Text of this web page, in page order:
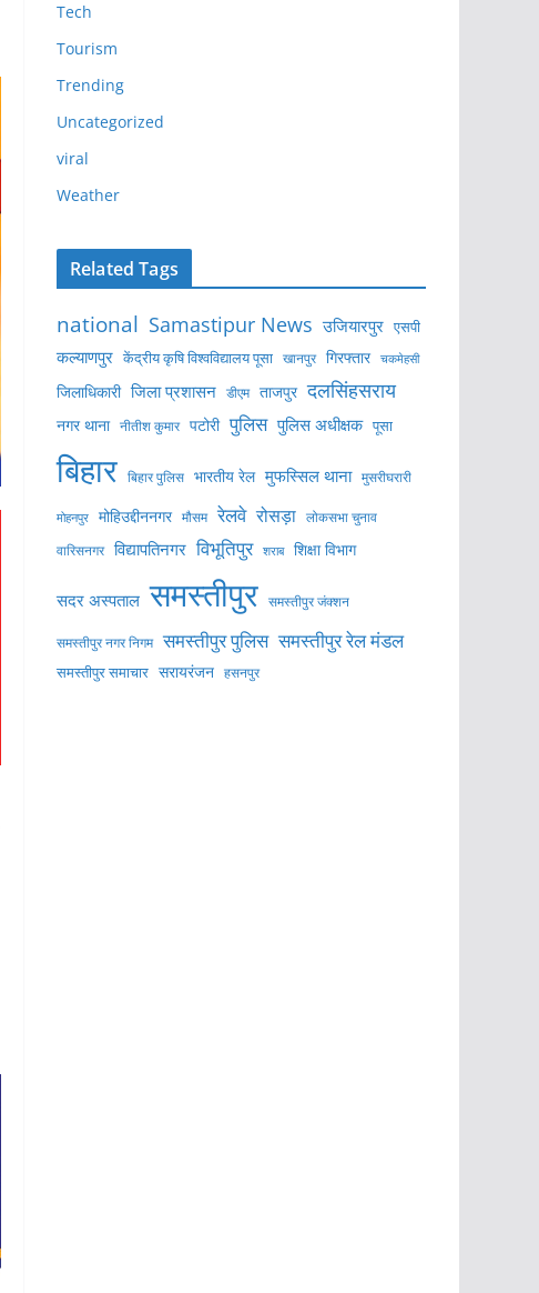
Tech
Tourism
Trending
Uncategorized
viral
Weather
Related Tags
national Samastipur News उजियारपुर एसपी
कल्याणपुर केंद्रीय कृषि विश्वविद्यालय पूसा खानपुर गिरफ्तार चकमेहसी
जिलाधिकारी जिला प्रशासन डीएम ताजपुर दलसिंहसराय
नगर थाना नीतीश कुमार पटोरी पुलिस पुलिस अधीक्षक पूसा
बिहार बिहार पुलिस भारतीय रेल मुफस्सिल थाना मुसरीघरारी
मोहनपुर मोहिउद्दीननगर मौसम रेलवे रोसड़ा लोकसभा चुनाव
वारिसनगर विद्यापतिनगर विभूतिपुर शराब शिक्षा विभाग
सदर अस्पताल समस्तीपुर समस्तीपुर जंक्शन
समस्तीपुर नगर निगम समस्तीपुर पुलिस समस्तीपुर रेल मंडल
समस्तीपुर समाचार सरायरंजन हसनपुर